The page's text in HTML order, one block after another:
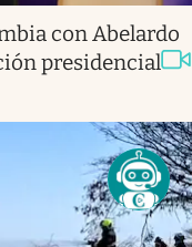
con Abelardo
presidencial